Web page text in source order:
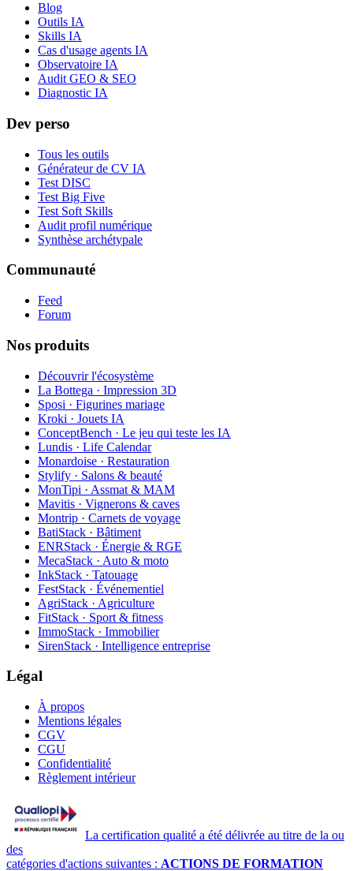
Blog
Outils IA
Skills IA
Cas d'usage agents IA
Observatoire IA
Audit GEO & SEO
Diagnostic IA
Dev perso
Tous les outils
Générateur de CV IA
Test DISC
Test Big Five
Test Soft Skills
Audit profil numérique
Synthèse archétypale
Communauté
Feed
Forum
Nos produits
Découvrir l'écosystème
La Bottega · Impression 3D
Sposi · Figurines mariage
Kroki · Jouets IA
ConceptBench · Le jeu qui teste les IA
Lundis · Life Calendar
Monardoise · Restauration
Stylify · Salons & beauté
MonTipi · Assmat & MAM
Mavitis · Vignerons & caves
Montrip · Carnets de voyage
BatiStack · Bâtiment
ENRStack · Énergie & RGE
MecaStack · Auto & moto
InkStack · Tatouage
FestStack · Événementiel
AgriStack · Agriculture
FitStack · Sport & fitness
ImmoStack · Immobilier
SirenStack · Intelligence entreprise
Légal
À propos
Mentions légales
CGV
CGU
Confidentialité
Règlement intérieur
La certification qualité a été délivrée au titre de la ou
des
catégories d'actions suivantes : ACTIONS DE FORMATION